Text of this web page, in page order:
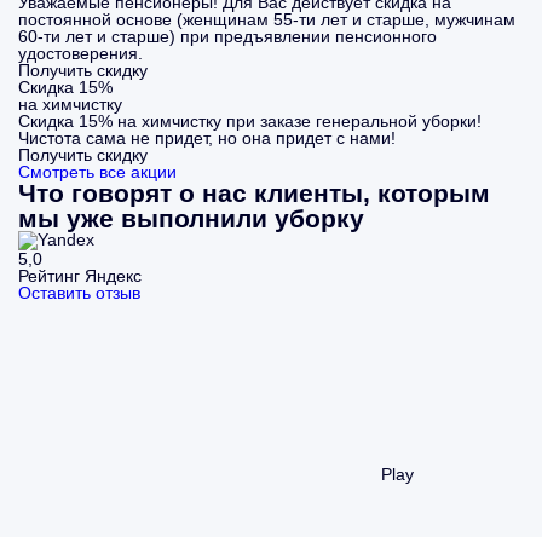
постоянной основе (женщинам 55-ти лет и старше, мужчинам
60-ти лет и старше) при предъявлении пенсионного
удостоверения.
Получить скидку
Скидка 15%
на химчистку
Скидка 15% на химчистку при заказе генеральной уборки!
Чистота сама не придет, но она придет с нами!
Получить скидку
Смотреть все акции
Что говорят о нас клиенты, которым
мы уже выполнили уборку
5,0
Рейтинг Яндекс
Оставить отзыв
Play